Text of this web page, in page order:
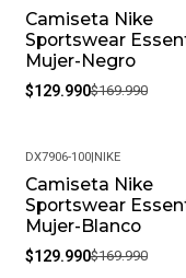
-24%
Camiseta Nike
Sportswear
Mujer-Negro
$129.990$169.990
-24%
DX7906-100|NIKE
Camiseta Nike
Sportswear
Mujer-Blanco
$129.990$169.990